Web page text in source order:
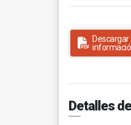
Descargar
Detalles